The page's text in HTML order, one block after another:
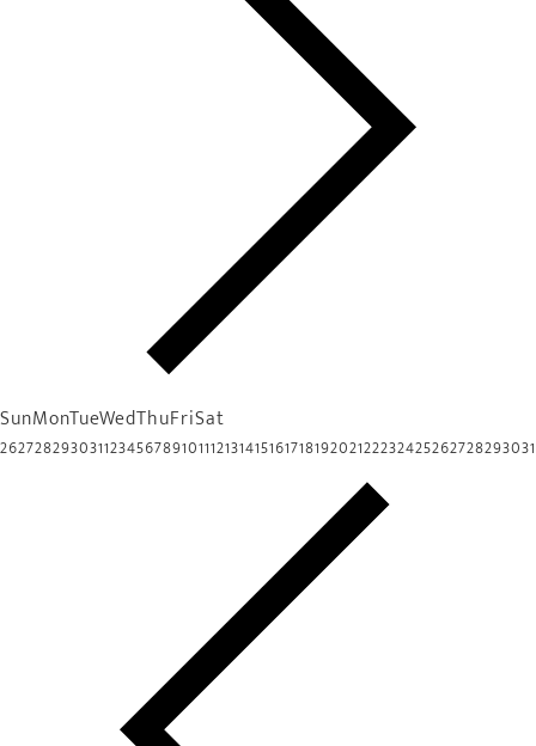
SunMonTueWedThuFriSat
26272829303112345678910111213141516171819202122232425262728293031